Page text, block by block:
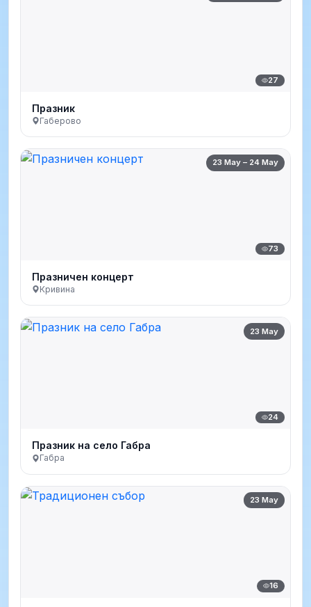
27
Празник
Габерово
23 May – 24 May
73
Празничен концерт
Кривина
23 May
24
Празник на село Габра
Габра
23 May
16